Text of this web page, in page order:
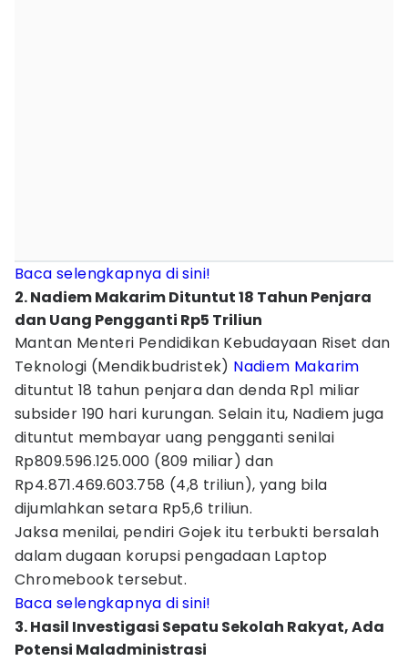
Baca selengkapnya di sini!
2. Nadiem Makarim Dituntut 18 Tahun Penjara
dan Uang Pengganti Rp5 Triliun
Mantan Menteri Pendidikan Kebudayaan Riset dan
Teknologi (Mendikbudristek) Nadiem Makarim
dituntut 18 tahun penjara dan denda Rp1 miliar
subsider 190 hari kurungan. Selain itu, Nadiem juga
dituntut membayar uang pengganti senilai
Rp809.596.125.000 (809 miliar) dan
Rp4.871.469.603.758 (4,8 triliun), yang bila
dijumlahkan setara Rp5,6 triliun.
Jaksa menilai, pendiri Gojek itu terbukti bersalah
dalam dugaan korupsi pengadaan Laptop
Chromebook tersebut.
Baca selengkapnya di sini!
3. Hasil Investigasi Sepatu Sekolah Rakyat, Ada
Potensi Maladministrasi